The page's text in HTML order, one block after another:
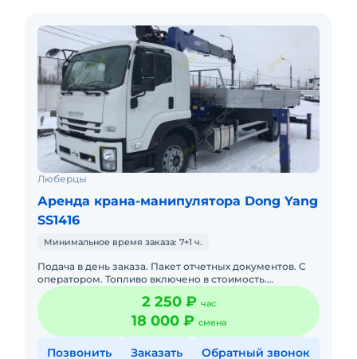
Люберцы
Аренда крана-манипулятора Dong Yang
SS1416
Минимальное время заказа: 7+1 ч.
Подача в день заказа. Пакет отчетных документов. С
оператором. Топливо включено в стоимость.
Долгосрочная аренда. Краткосрочная аренда. Сейчас
свободна. Техника
2 250 ₽ час
18 000 ₽ смена
Позвонить Заказать Обратный звонок